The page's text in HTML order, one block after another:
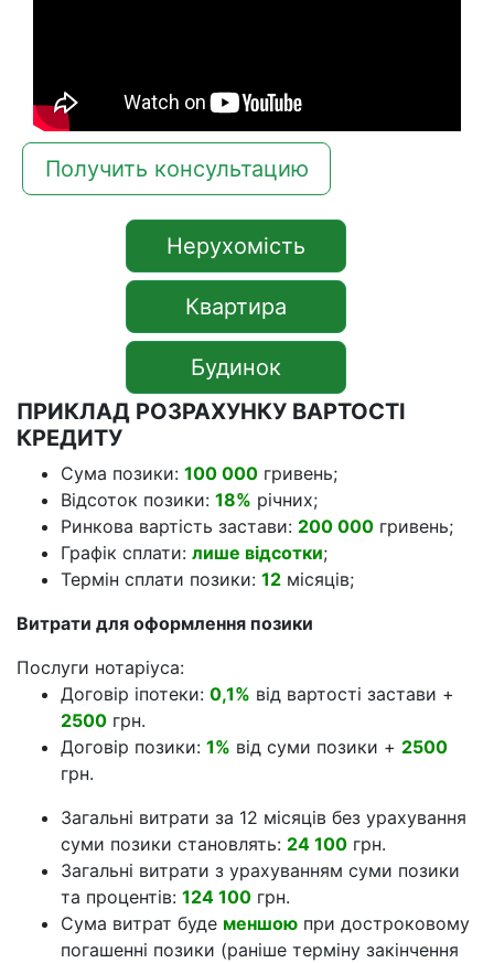
Получить консультацию
Нерухомість
Квартира
Будинок
ПРИКЛАД РОЗРАХУНКУ ВАРТОСТІ
КРЕДИТУ
Сума позики: 100 000 гривень;
Відсоток позики: 18% річних;
Ринкова вартість застави: 200 000 гривень;
Графік сплати: лише відсотки;
Термін сплати позики: 12 місяців;
Витрати для оформлення позики
Послуги нотаріуса:
Договір іпотеки: 0,1% від вартості застави +
2500 грн.
Договір позики: 1% від суми позики + 2500
грн.
Загальні витрати за 12 місяців без урахування
суми позики становлять: 24 100 грн.
Загальні витрати з урахуванням суми позики
та процентів: 124 100 грн.
Сума витрат буде меншою при достроковому
погашенні позики (раніше терміну закінчення